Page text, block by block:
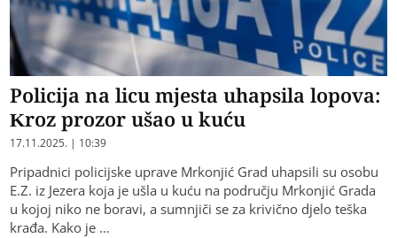
Policija na licu mjesta uhapsila lopova:
Kroz prozor ušao u kuću
17.11.2025. | 10:39
Pripadnici policijske uprave Mrkonjić Grad uhapsili su osobu
E.Z. iz Jezera koja je ušla u kuću na području Mrkonjić Grada
u kojoj niko ne boravi, a sumnjiči se za krivično djelo teška
krađa. Kako je …